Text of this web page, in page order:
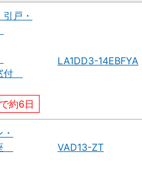
戸・
付
約6日
LA1DD3-14EBFYA
VAD13-ZT